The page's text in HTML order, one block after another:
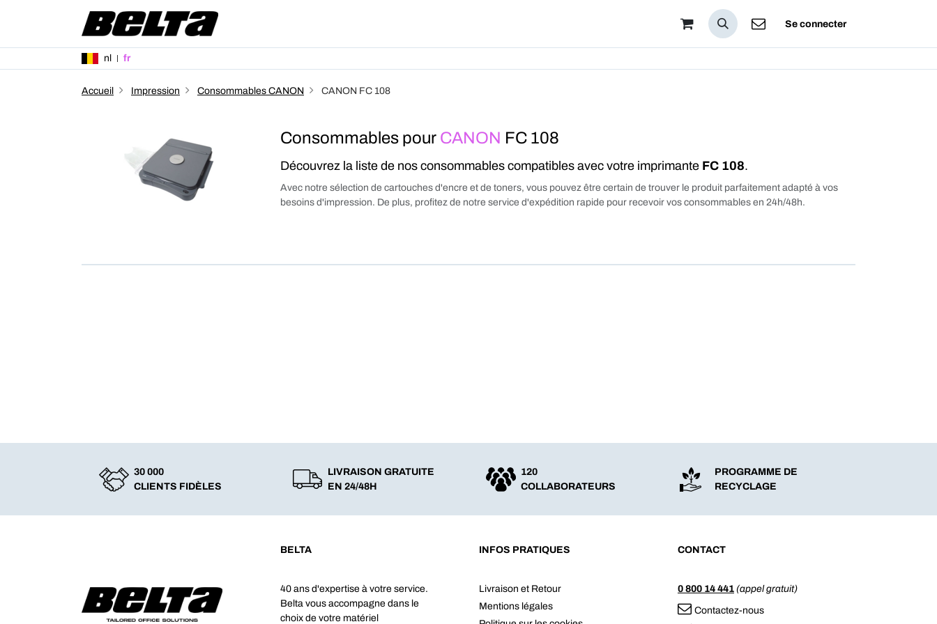
Se connecter
nl fr
Accueil Impression Consommables CANON CANON FC 108
Consommables pour CANON FC 108
Découvrez la liste de nos consommables compatibles avec votre imprimante FC 108.
Avec notre sélection de cartouches d'encre et de toners, vous pouvez être certain de trouver le produit parfaitement adapté à vos
besoins d'impression. De plus, profitez de notre service d'expédition rapide pour recevoir vos consommables en 24h/48h.
30 000
CLIENTS FIDÈLES
LIVRAISON GRATUITE
EN 24/48H
120
COLLABORATEURS
PROGRAMME DE
RECYCLAGE
BELTA
40 ans d'expertise à votre service.
Belta vous accompagne dans le
choix de votre matériel
INFOS PRATIQUES
Livraison et Retour
Mentions légales
CONTACT
0 800 14 441 (appel gratuit)
Contactez-nous